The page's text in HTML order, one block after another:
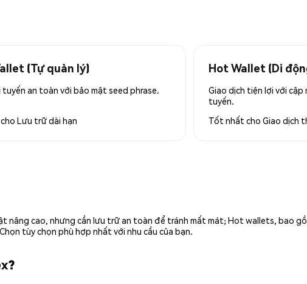
(Tự quản lý)
tuyến an toàn với bảo mật seed phrase.
Lưu trữ dài hạn
Hot Wallet (Di
Giao dịch tiện lợi với
tuyến.
Tốt nhất cho Giao dịch
nâng cao, nhưng cần lưu trữ an toàn để tránh mất mát; Hot wallets, bao
tùy chọn phù hợp nhất với nhu cầu của bạn.